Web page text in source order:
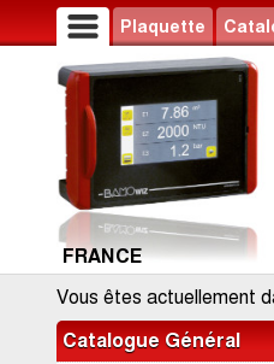
Plaquette
FRANCE
Vous êtes actuellement
Catalogue Général